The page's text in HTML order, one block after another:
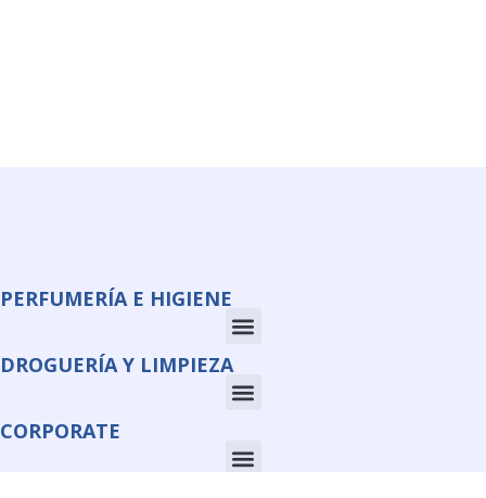
PERFUMERÍA E HIGIENE
DROGUERÍA Y LIMPIEZA
CORPORATE